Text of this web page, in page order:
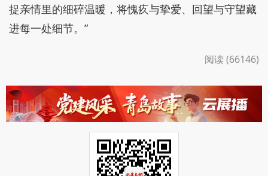
捉亲情里的细碎温暖，将愧疚与挚爱、回望与守望藏
进每一处细节。 ”
阅读 (66146)